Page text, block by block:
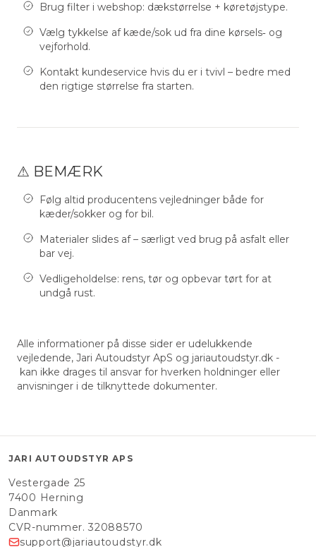
Brug filter i webshop: dækstørrelse + køretøjstype.
Vælg tykkelse af kæde/sok ud fra dine kørsels‑ og
vejforhold.
Kontakt kundeservice hvis du er i tvivl – bedre med
den rigtige størrelse fra starten.
⚠ BEMÆRK
Følg altid producentens vejledninger både for
kæder/sokker og for bil.
Materialer slides af – særligt ved brug på asfalt eller
bar vej.
Vedligeholdelse: rens, tør og opbevar tørt for at
undgå rust.
Alle informationer på disse sider er udelukkende
vejledende, Jari Autoudstyr ApS og jariautoudstyr.dk -
kan ikke drages til ansvar for hverken holdninger eller
anvisninger i de tilknyttede dokumenter.
JARI AUTOUDSTYR APS
Vestergade 25
7400 Herning
Danmark
CVR-nummer. 32088570
support@jariautoudstyr.dk